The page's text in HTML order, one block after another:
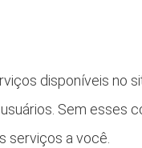
disponíveis no
Sem
serviços a você.